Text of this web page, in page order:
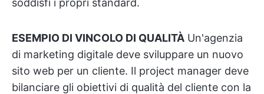
soddisfi i propri standard.
ESEMPIO DI VINCOLO DI QUALITÀ Un'agenzia
di marketing digitale deve sviluppare un nuovo
sito web per un cliente. Il project manager deve
bilanciare gli obiettivi di qualità del cliente con la